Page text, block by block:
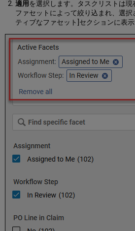
ル
テ
キ
ト
表
示
ー
ブ
ル
表
示
詳
ペ
イ
ン
の
作
詳
適用 を選択します。タスクリストは
ファセットによって絞り込まれ、選
ティブなファセット]セクションに表示